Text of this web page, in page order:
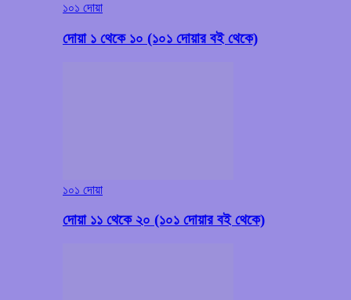
১০১ দোয়া
দোয়া ১ থেকে ১০ (১০১ দোয়ার বই থেকে)
১০১ দোয়া
দোয়া ১১ থেকে ২০ (১০১ দোয়ার বই থেকে)